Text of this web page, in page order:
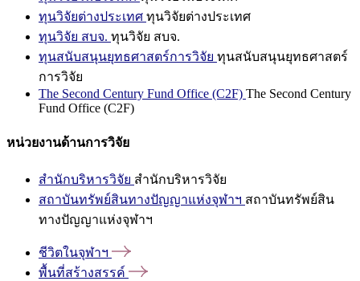
ทุนวิจัยต่างประเทศ ทุนวิจัยต่างประเทศ
ทุนวิจัย สบจ. ทุนวิจัย สบจ.
ทุนสนับสนุนยุทธศาสตร์การวิจัย ทุนสนับสนุนยุทธศาสตร์
การวิจัย
The Second Century Fund Office (C2F) The Second Century
Fund Office (C2F)
หน่วยงานด้านการวิจัย
สำนักบริหารวิจัย สำนักบริหารวิจัย
สถาบันทรัพย์สินทางปัญญาแห่งจุฬาฯ สถาบันทรัพย์สิน
ทางปัญญาแห่งจุฬาฯ
ชีวิตในจุฬาฯ
พื้นที่สร้างสรรค์